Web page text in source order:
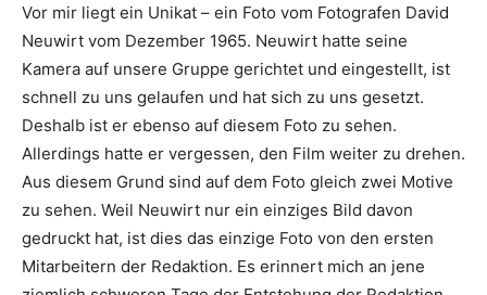
Vor mir liegt ein Unikat – ein Foto vom Fotografen David
Neuwirt vom Dezember 1965. Neuwirt hatte seine
Kamera auf unsere Gruppe gerichtet und eingestellt, ist
schnell zu uns gelaufen und hat sich zu uns gesetzt.
Deshalb ist er ebenso auf diesem Foto zu sehen.
Allerdings hatte er vergessen, den Film weiter zu drehen.
Aus diesem Grund sind auf dem Foto gleich zwei Motive
zu sehen. Weil Neuwirt nur ein einziges Bild davon
gedruckt hat, ist dies das einzige Foto von den ersten
Mitarbeitern der Redaktion. Es erinnert mich an jene